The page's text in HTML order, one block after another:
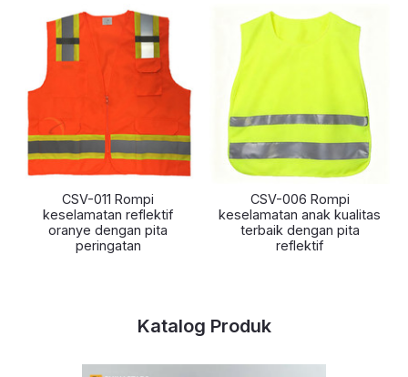
CSV-011 Rompi
keselamatan reflektif
oranye dengan pita
peringatan
CSV-006 Rompi
keselamatan anak kualitas
terbaik dengan pita
reflektif
Katalog Produk